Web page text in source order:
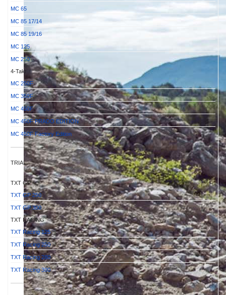
MC 65
MC 85 17/14
MC 85 19/16
MC 125
MC 250
4-Takt
MC 250F
MC 350F
MC 450F
MC 450F PRADO EDITION
MC 450F Factory Edition
TRIAL
TXT GP
TXT GP 250
TXT GP 300
TXT RACING
TXT Racing 125
TXT Racing 250
TXT Racing 280
TXT Racing 300